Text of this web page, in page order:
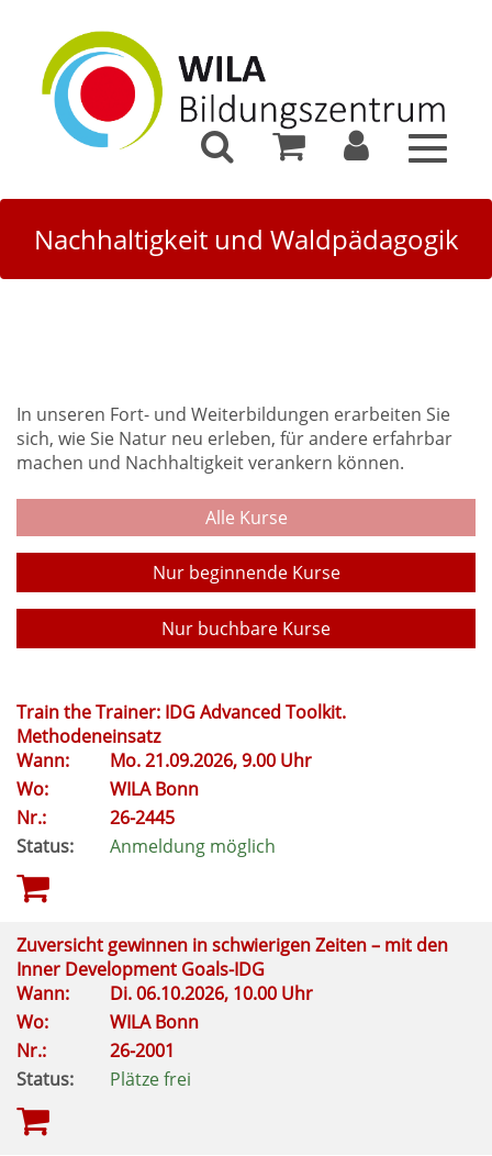
Toggle
Nachhaltigkeit und Waldpädagogik
In unseren Fort- und Weiterbildungen erarbeiten Sie
sich, wie Sie Natur neu erleben, für andere erfahrbar
machen und Nachhaltigkeit verankern können.
Alle Kurse
Nur beginnende Kurse
Nur buchbare Kurse
Train the Trainer: IDG Advanced Toolkit.
Methodeneinsatz
Wann:
Mo.21.09.2026, 9.00 Uhr
Wo:
WILA Bonn
Nr.:
26-2445
Status:
Anmeldung möglich
Zuversicht gewinnen in schwierigen Zeiten – mit den
Inner Development Goals-IDG
Wann:
Di.06.10.2026, 10.00 Uhr
Wo:
WILA Bonn
Nr.:
26-2001
Status:
Plätze frei